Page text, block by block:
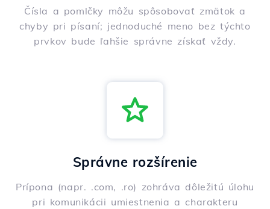
Čísla a pomlčky môžu spôsobovať zmätok a
chyby pri písaní; jednoduché meno bez týchto
prvkov bude ľahšie správne získať vždy.
Správne rozšírenie
Prípona (napr. .com, .ro) zohráva dôležitú úlohu
pri komunikácii umiestnenia a charakteru